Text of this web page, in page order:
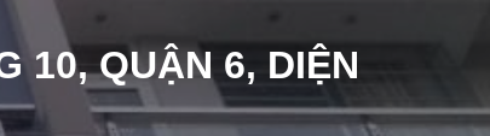
10, QUẬN 6, DIỆN